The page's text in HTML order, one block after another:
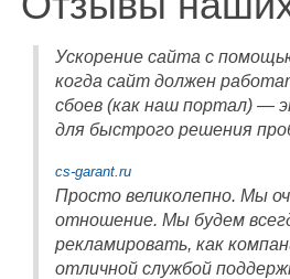
Ускорение сайта с
когда сайт должен
сбоев (как наш портал) —
для быстрого решения
cs-garant.ru
Просто великолепно. Мы
отношение. Мы будем
рекламировать, как
отличной службой